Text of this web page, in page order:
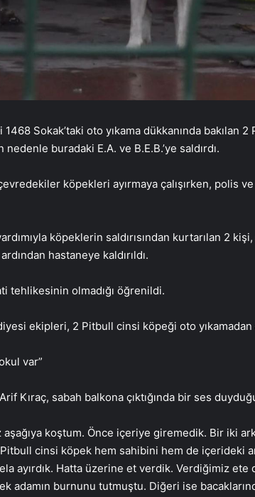
1468 Sokak’taki oto yıkama dükkanında bakılan
buradaki E.A. ve B.E.B.’ye saldırdı.
köpekleri ayırmaya çalışırken, polis
köpeklerin saldırısından kurtarılan 2
hastaneye kaldırıldı.
tehlikesinin olmadığı öğrenildi.
ekipleri, 2 Pitbull cinsi köpeği oto yıkamadan
var”
Kıraç, sabah balkona çıktığında bir ses
aşağıya koştum. Önce içeriye giremedik. Bir iki
cinsi köpek hem sahibini hem de içerideki
ayırdık. Hatta üzerine et verdik. Verdiğimiz ete
adamın burnunu tutmuştu. Diğeri ise